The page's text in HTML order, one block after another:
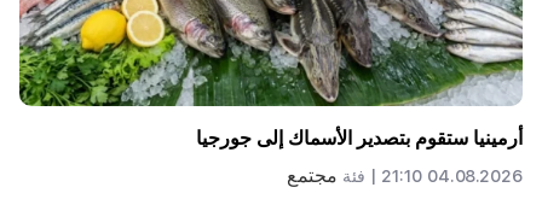
أرمينيا ستقوم بتصدير الأسماك إلى جورجيا
04.08.2026 21:10 | فئة مجتمع